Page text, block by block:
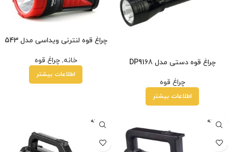
چراغ قوه دستی مدل DP9168
چراغ قوه
اطلاعات بیشتر
چراغ قوه لنترنی ویداسی مدل 543
خانه,چراغ قوه
اطلاعات بیشتر
فروخته
شده
فروخته
شده